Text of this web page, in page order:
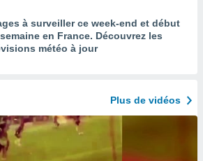
à surveiller ce week-end et début
en France. Découvrez les
météo à jour
Plus de vidéos